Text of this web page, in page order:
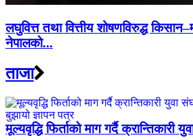
लघुवित्त तथा वित्तीय शोषणविरुद्ध
नेपालको...
ताजा
मूल्यवृद्धि फिर्ताको माग गर्दै क्रान्तिकारी